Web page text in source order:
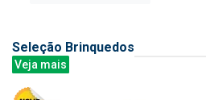
Seleção Brinquedos
Veja mais